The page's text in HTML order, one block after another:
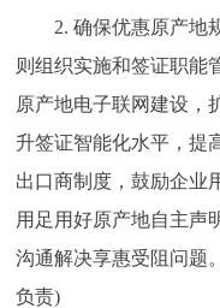
2. 确保优惠原产地规
则组织实施和签证职能
原产地电子联网建设，
升签证智能化水平，提
出口商制度，鼓励企业
用足用好原产地自主声
沟通解决享惠受阻问题
负责)